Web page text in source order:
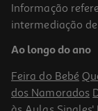
Auriculares Sem
12.99 €/un
12,99 €
Informação
intermediação
Ao longo do ano
Feira do Bebé
dos Namorados